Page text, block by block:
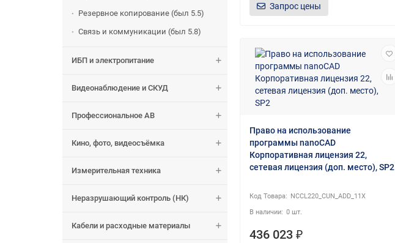
Резервное копирование (был 5.5)
Связь и коммуникации (был 5.8)
ИБП и электропитание
Видеонаблюдение и СКУД
Профессиональное АВ
Кино, фото, видеосъёмка
Измерительная техника
Неразрушающий контроль (НК)
Кабели и расходные материалы
Запрос цены
Право на использование
программы nanoCAD
Корпоративная лицензия 22,
сетевая лицензия (доп. место), SP2
NCCL220_CUN_ADD_11X
0 шт.
436 023 ₽